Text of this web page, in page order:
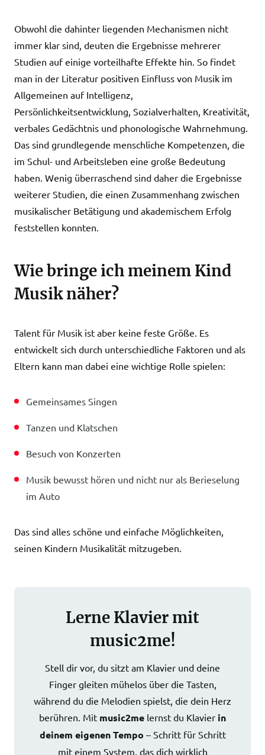
Obwohl die dahinter liegenden Mechanismen nicht
immer klar sind, deuten die Ergebnisse mehrerer
Studien auf einige vorteilhafte Effekte hin. So findet
man in der Literatur positiven Einfluss von Musik im
Allgemeinen auf Intelligenz,
Persönlichkeitsentwicklung, Sozialverhalten, Kreativität,
verbales Gedächtnis und phonologische Wahrnehmung.
Das sind grundlegende menschliche Kompetenzen, die
im Schul- und Arbeitsleben eine große Bedeutung
haben. Wenig überraschend sind daher die Ergebnisse
weiterer Studien, die einen Zusammenhang zwischen
musikalischer Betätigung und akademischem Erfolg
feststellen konnten.
Wie bringe ich meinem Kind
Musik näher?
Talent für Musik ist aber keine feste Größe. Es
entwickelt sich durch unterschiedliche Faktoren und als
Eltern kann man dabei eine wichtige Rolle spielen:
Gemeinsames Singen
Tanzen und Klatschen
Besuch von Konzerten
Musik bewusst hören und nicht nur als Berieselung
im Auto
Das sind alles schöne und einfache Möglichkeiten,
seinen Kindern Musikalität mitzugeben.
Lerne Klavier mit
music2me!
Stell dir vor, du sitzt am Klavier und deine
Finger gleiten mühelos über die Tasten,
während du die Melodien spielst, die dein Herz
berühren. Mit music2me lernst du Klavier in
deinem eigenen Tempo – Schritt für Schritt
mit einem System, das dich wirklich